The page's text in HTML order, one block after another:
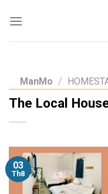
ManMo /
The Local
03
Th8